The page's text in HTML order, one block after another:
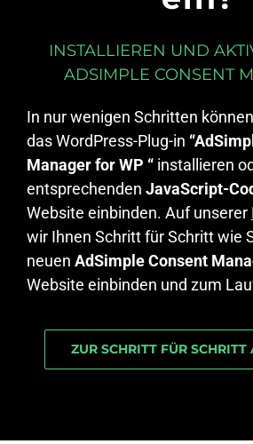
INSTALLIEREN UND
ADSIMPLE CONSENT
In nur wenigen Schritten
das WordPress-Plug-in
Manager for WP “ installieren
entsprechenden JavaScript-
Website einbinden. Auf unserer
wir Ihnen Schritt für Schritt wie
neuen AdSimple Consent
Website einbinden und zum
ZUR SCHRITT FÜR SCHRITT